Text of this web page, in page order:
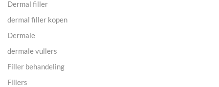
Dermal filler
dermal filler kopen
Dermale
dermale vullers
Filler behandeling
Fillers